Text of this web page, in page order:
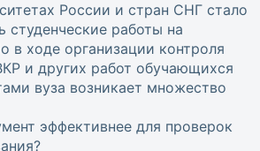
России и стран СНГ стало
студенческие работы на
в ходе организации контроля
и других работ обучающихся
вуза возникает множество
эффективнее для проверок